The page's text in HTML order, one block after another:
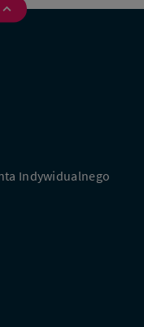
Indywidualnego